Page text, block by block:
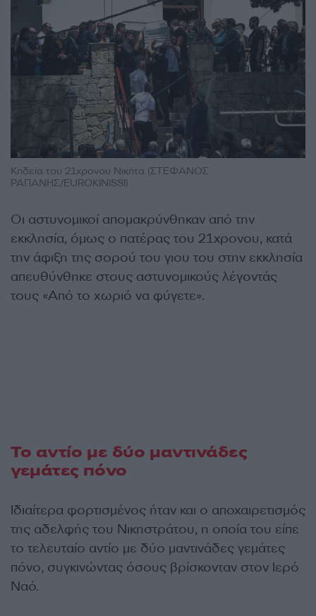
Κηδεία του 21χρονου Νικήτα (ΣΤΕΦΑΝΟΣ
ΡΑΠΑΝΗΣ/EUROKINISSI)
Οι αστυνομικοί απομακρύνθηκαν από την
εκκλησία, όμως ο πατέρας του 21χρονου, κατά
την άφιξη της σορού του γιου του στην εκκλησία
απευθύνθηκε στους αστυνομικούς λέγοντάς
τους «Από το χωριό να φύγετε».
Το αντίο με δύο μαντινάδες
γεμάτες πόνο
Ιδιαίτερα φορτισμένος ήταν και ο αποχαιρετισμός
της αδελφής του Νικηστράτου, η οποία του είπε
το τελευταίο αντίο με δύο μαντινάδες γεμάτες
πόνο, συγκινώντας όσους βρίσκονταν στον Ιερό
Ναό.